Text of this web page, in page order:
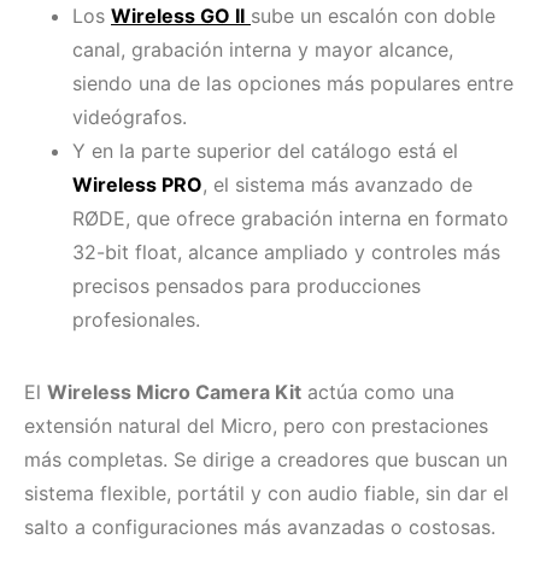
Los Wireless GO II sube un escalón con doble
canal, grabación interna y mayor alcance,
siendo una de las opciones más populares entre
videógrafos.
Y en la parte superior del catálogo está el
Wireless PRO, el sistema más avanzado de
RØDE, que ofrece grabación interna en formato
32-bit float, alcance ampliado y controles más
precisos pensados para producciones
profesionales.
El Wireless Micro Camera Kit actúa como una
extensión natural del Micro, pero con prestaciones
más completas. Se dirige a creadores que buscan un
sistema flexible, portátil y con audio fiable, sin dar el
salto a configuraciones más avanzadas o costosas.